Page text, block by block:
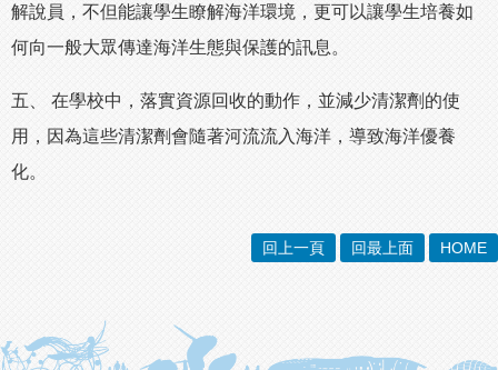
解說員，不但能讓學生瞭解海洋環境，更可以讓學生培養如
何向一般大眾傳達海洋生態與保護的訊息。
五、 在學校中，落實資源回收的動作，並減少清潔劑的使
用，因為這些清潔劑會隨著河流流入海洋，導致海洋優養
化。
回上一頁 回最上面 HOME